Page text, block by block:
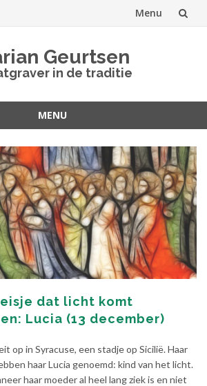
Menu
Geurtsen
in de traditie
MENU
dat licht komt
Lucia (13 december)
op in Syracuse, een stadje op Sicilië. Haar
haar Lucia genoemd: kind van het licht.
haar moeder al heel lang ziek is en niet